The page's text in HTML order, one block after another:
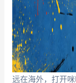
远在海外，打开